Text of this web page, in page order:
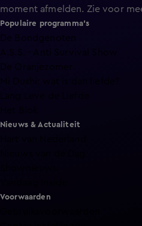
moment afmelden. Zie voor
Populaire programma's
Nieuws & Actualiteit
Voorwaarden